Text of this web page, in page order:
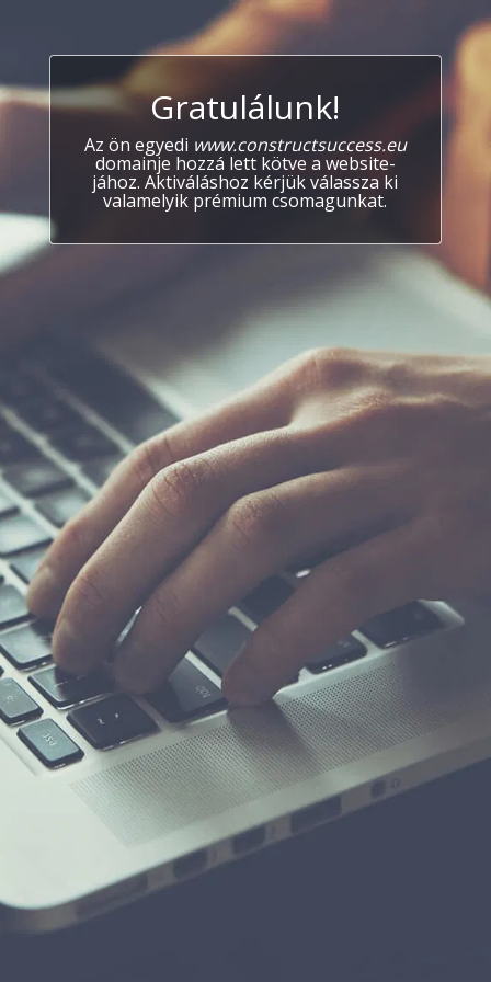
Gratulálunk!
Az ön egyedi www.constructsuccess.eu
domainje hozzá lett kötve a website-
jához. Aktiváláshoz kérjük válassza ki
valamelyik prémium csomagunkat.